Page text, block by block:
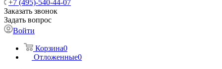
+7 (495)-540-44-07
Заказать звонок
Задать вопрос
Войти
Корзина0
Отложенные0